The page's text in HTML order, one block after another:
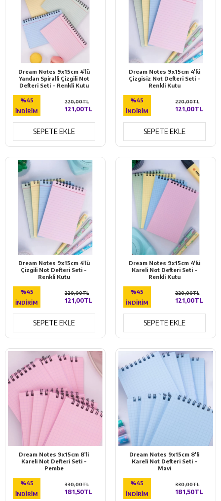
Dream Notes 9x15cm 4'lü
Yandan Spiralli Çizgili Not
Defteri Seti - Renkli Kutu
%45
İNDIRIM
121,00TL
220,00TL
SEPETE EKLE
Dream Notes 9x15cm 4'lü
Çizgisiz Not Defteri Seti -
Renkli Kutu
%45
İNDIRIM
121,00TL
220,00TL
SEPETE EKLE
Dream Notes 9x15cm 4'lü
Çizgili Not Defteri Seti -
Renkli Kutu
%45
İNDIRIM
121,00TL
220,00TL
SEPETE EKLE
Dream Notes 9x15cm 4'lü
Kareli Not Defteri Seti -
Renkli Kutu
%45
İNDIRIM
121,00TL
220,00TL
SEPETE EKLE
Dream Notes 9x15cm 8'li
Kareli Not Defteri Seti -
Pembe
%45
İNDIRIM
181,50TL
330,00TL
Dream Notes 9x15cm 8'li
Kareli Not Defteri Seti -
Mavi
%45
İNDIRIM
181,50TL
330,00TL